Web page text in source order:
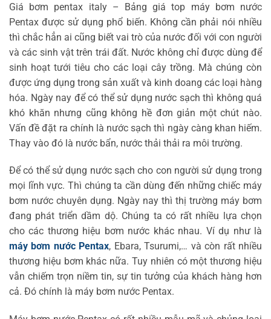
Giá bơm pentax italy – Bảng giá top máy bơm nước
Pentax được sử dụng phổ biến. Không cần phải nói nhiều
thì chắc hẳn ai cũng biết vai trò của nước đối với con người
và các sinh vật trên trái đất. Nước không chỉ được dùng để
sinh hoạt tưới tiêu cho các loại cây trồng. Mà chúng còn
được ứng dụng trong sản xuất và kinh doang các loại hàng
hóa. Ngày nay để có thể sử dụng nước sạch thì không quá
khó khăn nhưng cũng không hề đơn giản một chút nào.
Vấn đề đặt ra chính là nước sạch thì ngày càng khan hiếm.
Thay vào đó là nước bẩn, nước thải thải ra môi trường.
Để có thể sử dụng nước sạch cho con người sử dụng trong
mọi lĩnh vực. Thì chúng ta cần dùng đến những chiếc máy
bơm nước chuyên dụng. Ngày nay thì thị trường máy bơm
đang phát triển dầm dộ. Chúng ta có rất nhiều lựa chọn
cho các thương hiệu bơm nước khác nhau. Ví dụ như là
máy bơm nước Pentax, Ebara, Tsurumi,… và còn rất nhiều
thương hiệu bơm khác nữa. Tuy nhiên có một thương hiệu
vẫn chiếm trọn niềm tin, sự tin tưởng của khách hàng hơn
cả. Đó chính là máy bơm nước Pentax.